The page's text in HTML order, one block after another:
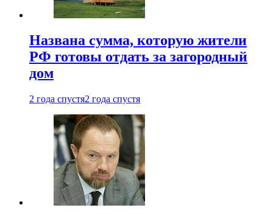
Названа сумма, которую жители
РФ готовы отдать за загородный
дом
2 года спустя2 года спустя